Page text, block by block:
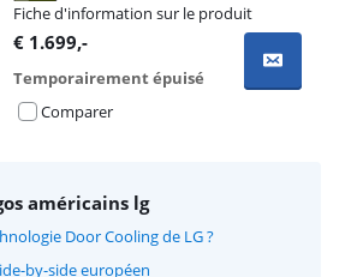
Fiche d'information sur le produit
€ 1.699,-
Temporairement épuisé
Comparer
américains lg
Door Cooling de LG ?
by-side européen